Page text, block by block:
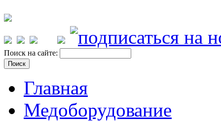
Поиск на сайте:
Главная
Медоборудование